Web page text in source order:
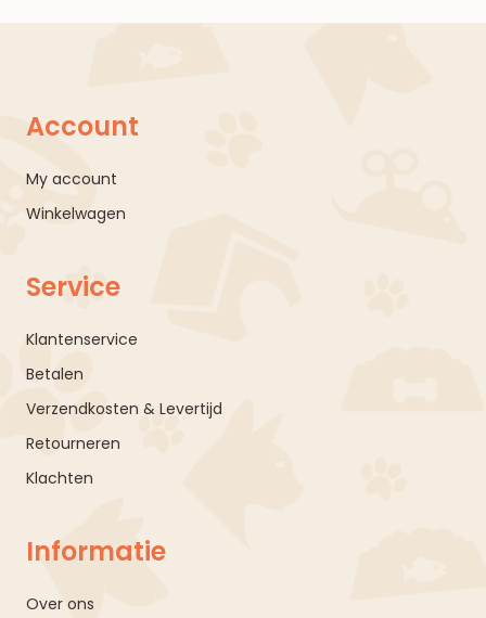
Account
My account
Winkelwagen
Service
Klantenservice
Betalen
Verzendkosten & Levertijd
Retourneren
Klachten
Informatie
Over ons